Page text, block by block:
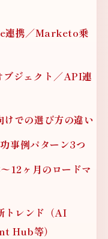
携／Marketo乗
ブジェクト／API連
での選び方の違い
事例パターン3つ
12ヶ月のロードマ
レンド（AI
Hub等）